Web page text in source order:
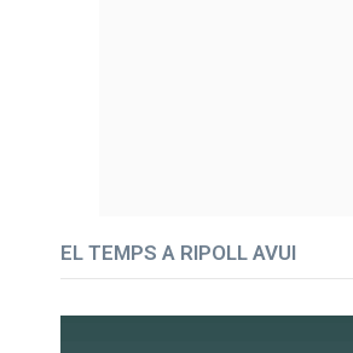
EL TEMPS A RIPOLL AVUI